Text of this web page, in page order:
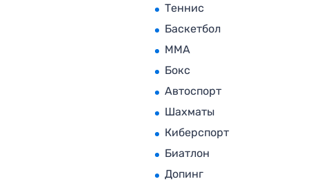
Теннис
Баскетбол
MMA
Бокс
Автоспорт
Шахматы
Киберспорт
Биатлон
Допинг